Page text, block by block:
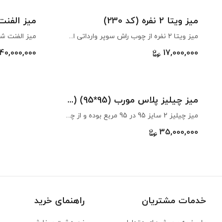
میز ویتا 2 نفره (کد 230)
میز ویتا 2 نفره از چوب راش سوپر وارداتی اوکراین با بالاترین کیفیت ساخته شده است. این میز در عین ظرافت و زیبایی به طور هوشمندانه برای فضاهای کوچک طراحی شده و تاشو می‌باشد که به موجب آن هنگامی که از آن استفاده نمی‌کنید فضای بسیار کمی را اشغال می‌کند. اگر به دنبال میز چوبی سبک برای آشپزخانه، تراس یا کافه هستید که کم جا و تاشو هم باشد این میز مناسب شماست. مناسب استفاده برای ۲ نفر می‌باشد که می‌توانید آن را در رنگ‌های متنوع سفارش دهید. در صورتی که می‌خواهید از میز در فضاهای داخلی استفاده کنید، «رنگ معمولی» برای شما مناسب است. اگر می‌خواهید هم در فضاهای داخلی و هم فضاهای باز مانند تراس، حیاط یا سفر از آن استفاده کنید «رنگ آبگریز» بهترین انتخاب است.
17,000,000
میز الفنت 6 نفره (کد
40,000,000
میز چیلیز پلاس مورب (95*95) (کد 211)
میز چیلیز 2 سایز 95 در 95 مربع بوده و از چوب راش سوپر وارداتی اوکراین با بالاترین کیفیت ساخته شده است. طراحی صفحه آن ساده و در عین حال زیباست. اگر به دنبال میز چوبی برای آشپزخانه هستید که قابلیت جمع شوندگی داشته باشد، این میز مناسب شماست. پایه‌های میز تاشو هستند و صفحه روی میز به راحتی از پایه جدا می‌شود که به موجب آن هنگامی که از آن استفاده نمی‌کنید فضای بسیار کمی را اشغال می‌کند. میز چیلیز مناسب استفاده برای ۲ تا ۴ نفر می‌باشد که می‌توانید آن را در رنگ‌های متنوع سفارش دهید. این مدل در دو طرح مربع و مستطیل قابل سفارش است. در صورتی که می‌خواهید از میز در فضاهای داخلی استفاده کنید، رنگ معمولی برای شما مناسب است. اگر می‌خواهید هم در فضاهای داخلی و هم در فضاهای باز مانند تراس، حیاط یا کافه از آن استفاده کنید رنگ آبگریز بهترین انتخاب است.
35,000,000
خدمات مشتریان راهنمای خرید